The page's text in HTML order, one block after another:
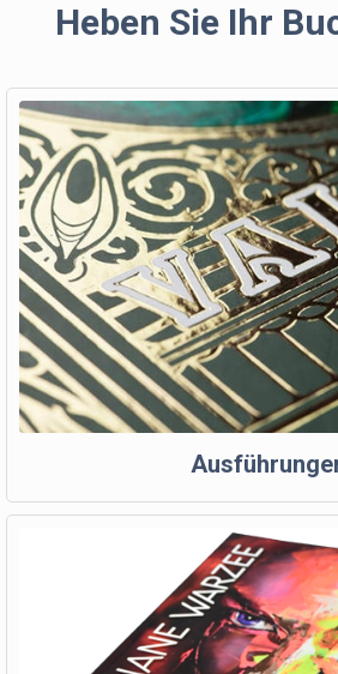
Heben Sie Ihr